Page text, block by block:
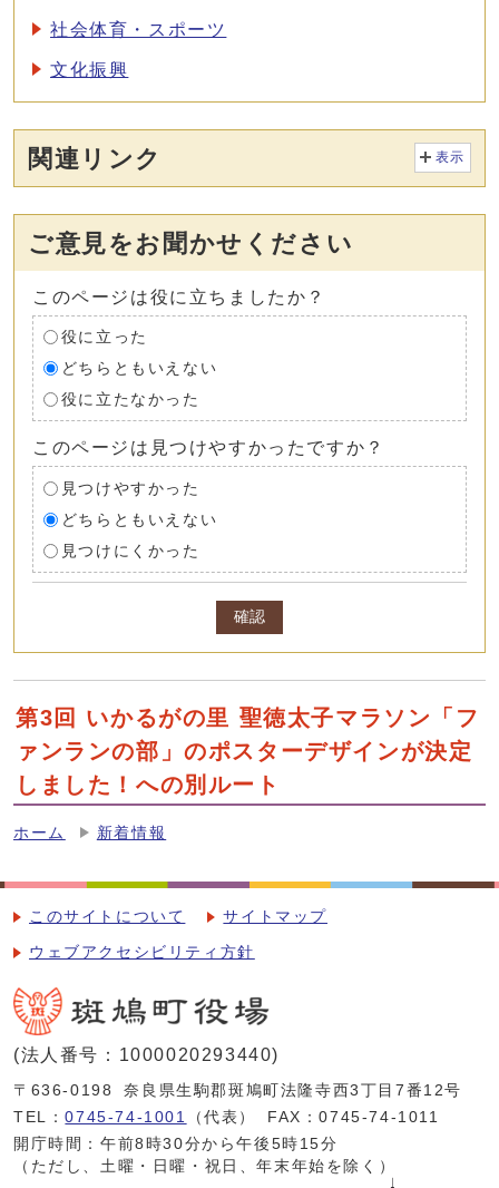
社会体育・スポーツ
文化振興
関連リンク 表示
ご意見をお聞かせください
このページは役に立ちましたか？
役に立った
どちらともいえない
役に立たなかった
このページは見つけやすかったですか？
見つけやすかった
どちらともいえない
見つけにくかった
確認
第3回 いかるがの里 聖徳太子マラソン「フ
ァンランの部」のポスターデザインが決定
しました！への別ルート
ホーム 新着情報
このサイトについて サイトマップ
ウェブアクセシビリティ方針
(法人番号：1000020293440)
〒636-0198
奈良県生駒郡斑鳩町法隆寺西3丁目7番12号
TEL：0745-74-1001 （代表）
FAX：0745-74-1011
開庁時間：午前8時30分から午後5時15分
（ただし、土曜・日曜・祝日、年末年始を除く）